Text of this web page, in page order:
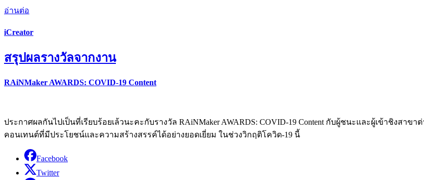
อ่านต่อ
iCreator
สรุปผลรางวัลจากงาน
RAiNMaker AWARDS: COVID-19 Content
ประกาศผลกันไปเป็นที่เรียบร้อยเล้วนะคะกับรางวัล RAiNMaker AWARDS: COVID-19 Content กับผู้ชนะและผู้เข้าชิงสา
คอนเทนต์ที่มีประโยชน์และความสร้างสรรค์ได้อย่างยอดเยี่ยม ในช่วงวิกฤติโควิด-19 นี้
Facebook
Twitter